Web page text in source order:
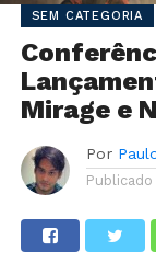
SEM CATEGORIA
Mirage e
Por
Publicado